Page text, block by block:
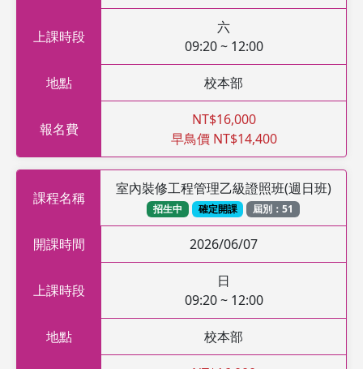
上課時段
六
09:20 ~ 12:00
地點 校本部
報名費
NT$16,000
早鳥價 NT$14,400
課程名稱
室內裝修工程管理乙級證照班(週日班)
招生中 確定開課 屆別：51
開課時間 2026/06/07
上課時段
日
09:20 ~ 12:00
地點 校本部